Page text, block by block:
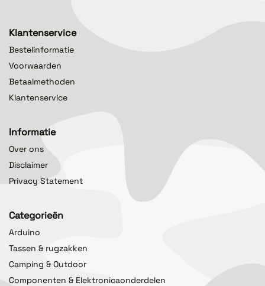
Klantenservice
Bestelinformatie
Voorwaarden
Betaalmethoden
Klantenservice
Informatie
Over ons
Disclaimer
Privacy Statement
Categorieën
Arduino
Tassen & rugzakken
Camping & Outdoor
Componenten & Elektronicaonderdelen